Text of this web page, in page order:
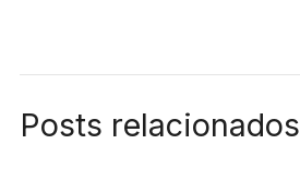
Posts relacionados